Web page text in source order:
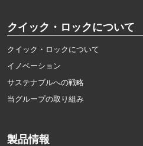
クイック・ロックについて
クイック・ロックについて
イノベーション
サステナブルへの戦略
当グループの取り組み
製品情報